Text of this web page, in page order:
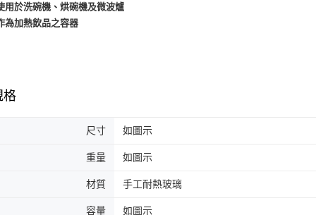
於洗碗機、烘碗機及微波爐
加熱飲品之容器
格
尺寸 如圖示
重量 如圖示
材質 手工耐熱玻璃
容量 如圖示